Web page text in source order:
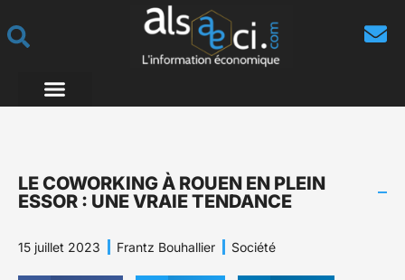
LE COWORKING À ROUEN EN PLEIN
ESSOR : UNE VRAIE TENDANCE
15 juillet 2023 Frantz Bouhallier Société